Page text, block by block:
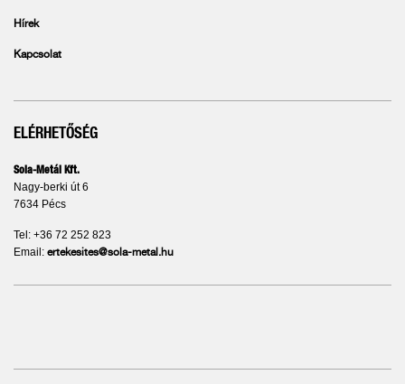
Hírek
Kapcsolat
ELÉRHETŐSÉG
Sola-Metál Kft.
Nagy-berki út 6
7634 Pécs
Tel: +36 72 252 823
Email: ertekesites@sola-metal.hu